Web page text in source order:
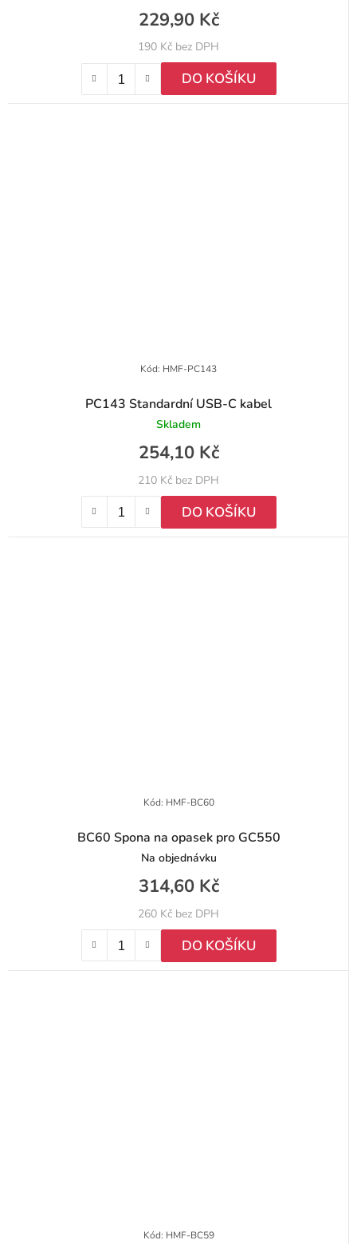
190 Kč bez DPH
229,90 Kč
DO KOŠÍKU
PC143 Standardní USB-C kabel
Skladem
210 Kč bez DPH
254,10 Kč
DO KOŠÍKU
Kód: HMF-PC143
BC60 Spona na opasek pro GC550
Na objednávku
260 Kč bez DPH
314,60 Kč
DO KOŠÍKU
Kód: HMF-BC60
Kód: HMF-BC59